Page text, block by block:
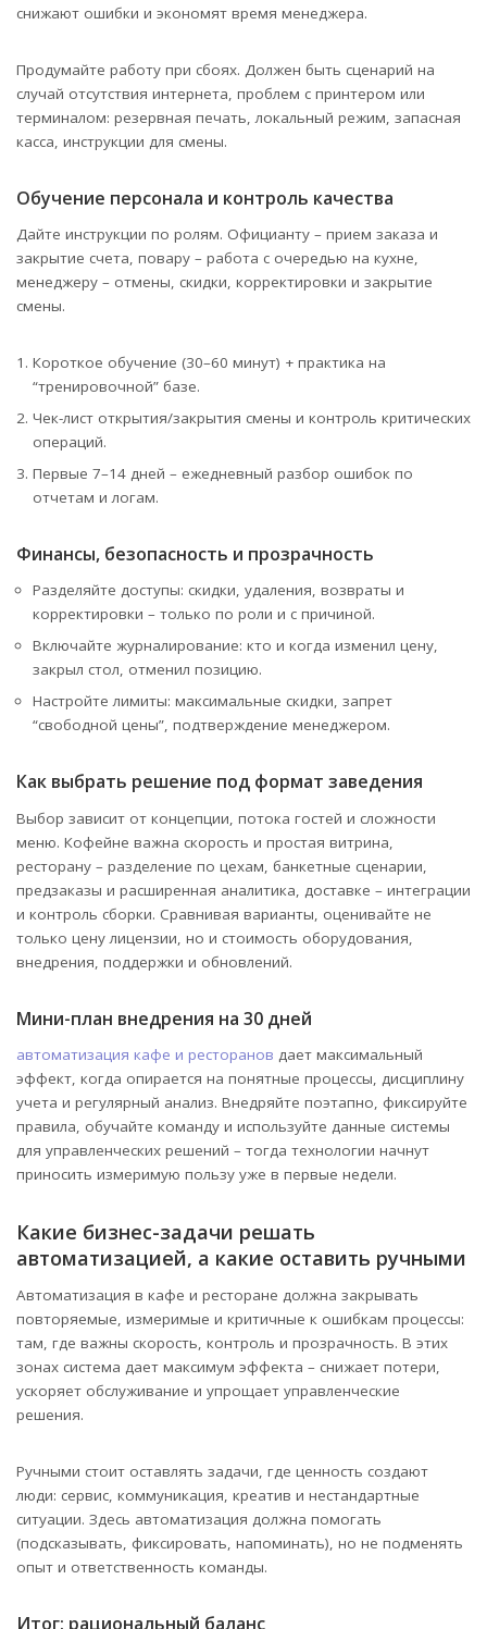
снижают ошибки и экономят время менеджера.
Продумайте работу при сбоях. Должен быть сценарий на
случай отсутствия интернета, проблем с принтером или
терминалом: резервная печать, локальный режим, запасная
касса, инструкции для смены.
Обучение персонала и контроль качества
Дайте инструкции по ролям. Официанту – прием заказа и
закрытие счета, повару – работа с очередью на кухне,
менеджеру – отмены, скидки, корректировки и закрытие
смены.
Короткое обучение (30–60 минут) + практика на
“тренировочной” базе.
Чек-лист открытия/закрытия смены и контроль критических
операций.
Первые 7–14 дней – ежедневный разбор ошибок по
отчетам и логам.
Финансы, безопасность и прозрачность
Разделяйте доступы: скидки, удаления, возвраты и
корректировки – только по роли и с причиной.
Включайте журналирование: кто и когда изменил цену,
закрыл стол, отменил позицию.
Настройте лимиты: максимальные скидки, запрет
“свободной цены”, подтверждение менеджером.
Как выбрать решение под формат заведения
Выбор зависит от концепции, потока гостей и сложности
меню. Кофейне важна скорость и простая витрина,
ресторану – разделение по цехам, банкетные сценарии,
предзаказы и расширенная аналитика, доставке – интеграции
и контроль сборки. Сравнивая варианты, оценивайте не
только цену лицензии, но и стоимость оборудования,
внедрения, поддержки и обновлений.
Мини-план внедрения на 30 дней
автоматизация кафе и ресторанов дает максимальный
эффект, когда опирается на понятные процессы, дисциплину
учета и регулярный анализ. Внедряйте поэтапно, фиксируйте
правила, обучайте команду и используйте данные системы
для управленческих решений – тогда технологии начнут
приносить измеримую пользу уже в первые недели.
Какие бизнес-задачи решать
автоматизацией, а какие оставить ручными
Автоматизация в кафе и ресторане должна закрывать
повторяемые, измеримые и критичные к ошибкам процессы:
там, где важны скорость, контроль и прозрачность. В этих
зонах система дает максимум эффекта – снижает потери,
ускоряет обслуживание и упрощает управленческие
решения.
Ручными стоит оставлять задачи, где ценность создают
люди: сервис, коммуникация, креатив и нестандартные
ситуации. Здесь автоматизация должна помогать
(подсказывать, фиксировать, напоминать), но не подменять
опыт и ответственность команды.
Итог: рациональный баланс